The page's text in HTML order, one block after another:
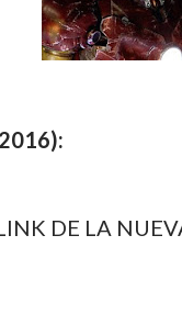
DE LA